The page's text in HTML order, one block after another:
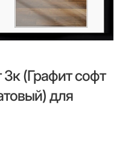
(Графит софт
для